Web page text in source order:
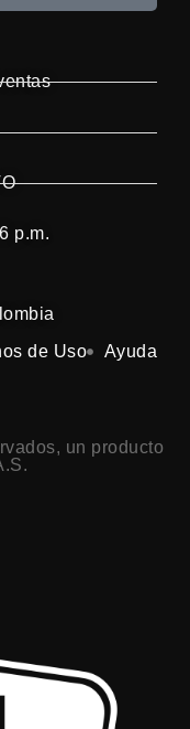
p.m.
de Uso
Ayuda
un producto